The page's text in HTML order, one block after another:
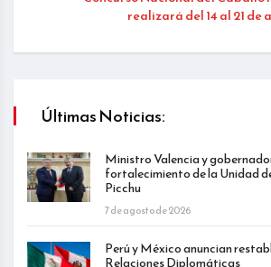
realizará del 14 al 21 de
Últimas Noticias:
Ministro Valencia y
fortalecimiento de la Unidad
Picchu
7 de agosto de 2026
Perú y México anuncian
Relaciones Diplomáticas